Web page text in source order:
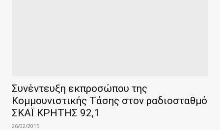
Συνέντευξη εκπροσώπου της
Κομμουνιστικής Τάσης στον ραδιοσταθμό
ΣΚΑΪ ΚΡΗΤΗΣ 92,1
26/02/2015